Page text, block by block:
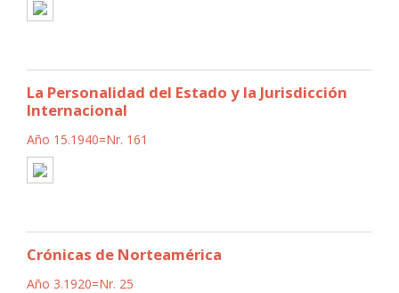
La Personalidad del Estado y la Jurisdicción
Internacional
Año 15.1940=Nr. 161
Crónicas de Norteamérica
Año 3.1920=Nr. 25